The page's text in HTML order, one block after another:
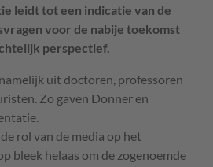
leidt tot een indicatie van de
voor de nabije toekomst
perspectief.
uit doctoren, professoren
Zo gaven Donner en
rol van de media op het
bleek helaas om de zogenoemde